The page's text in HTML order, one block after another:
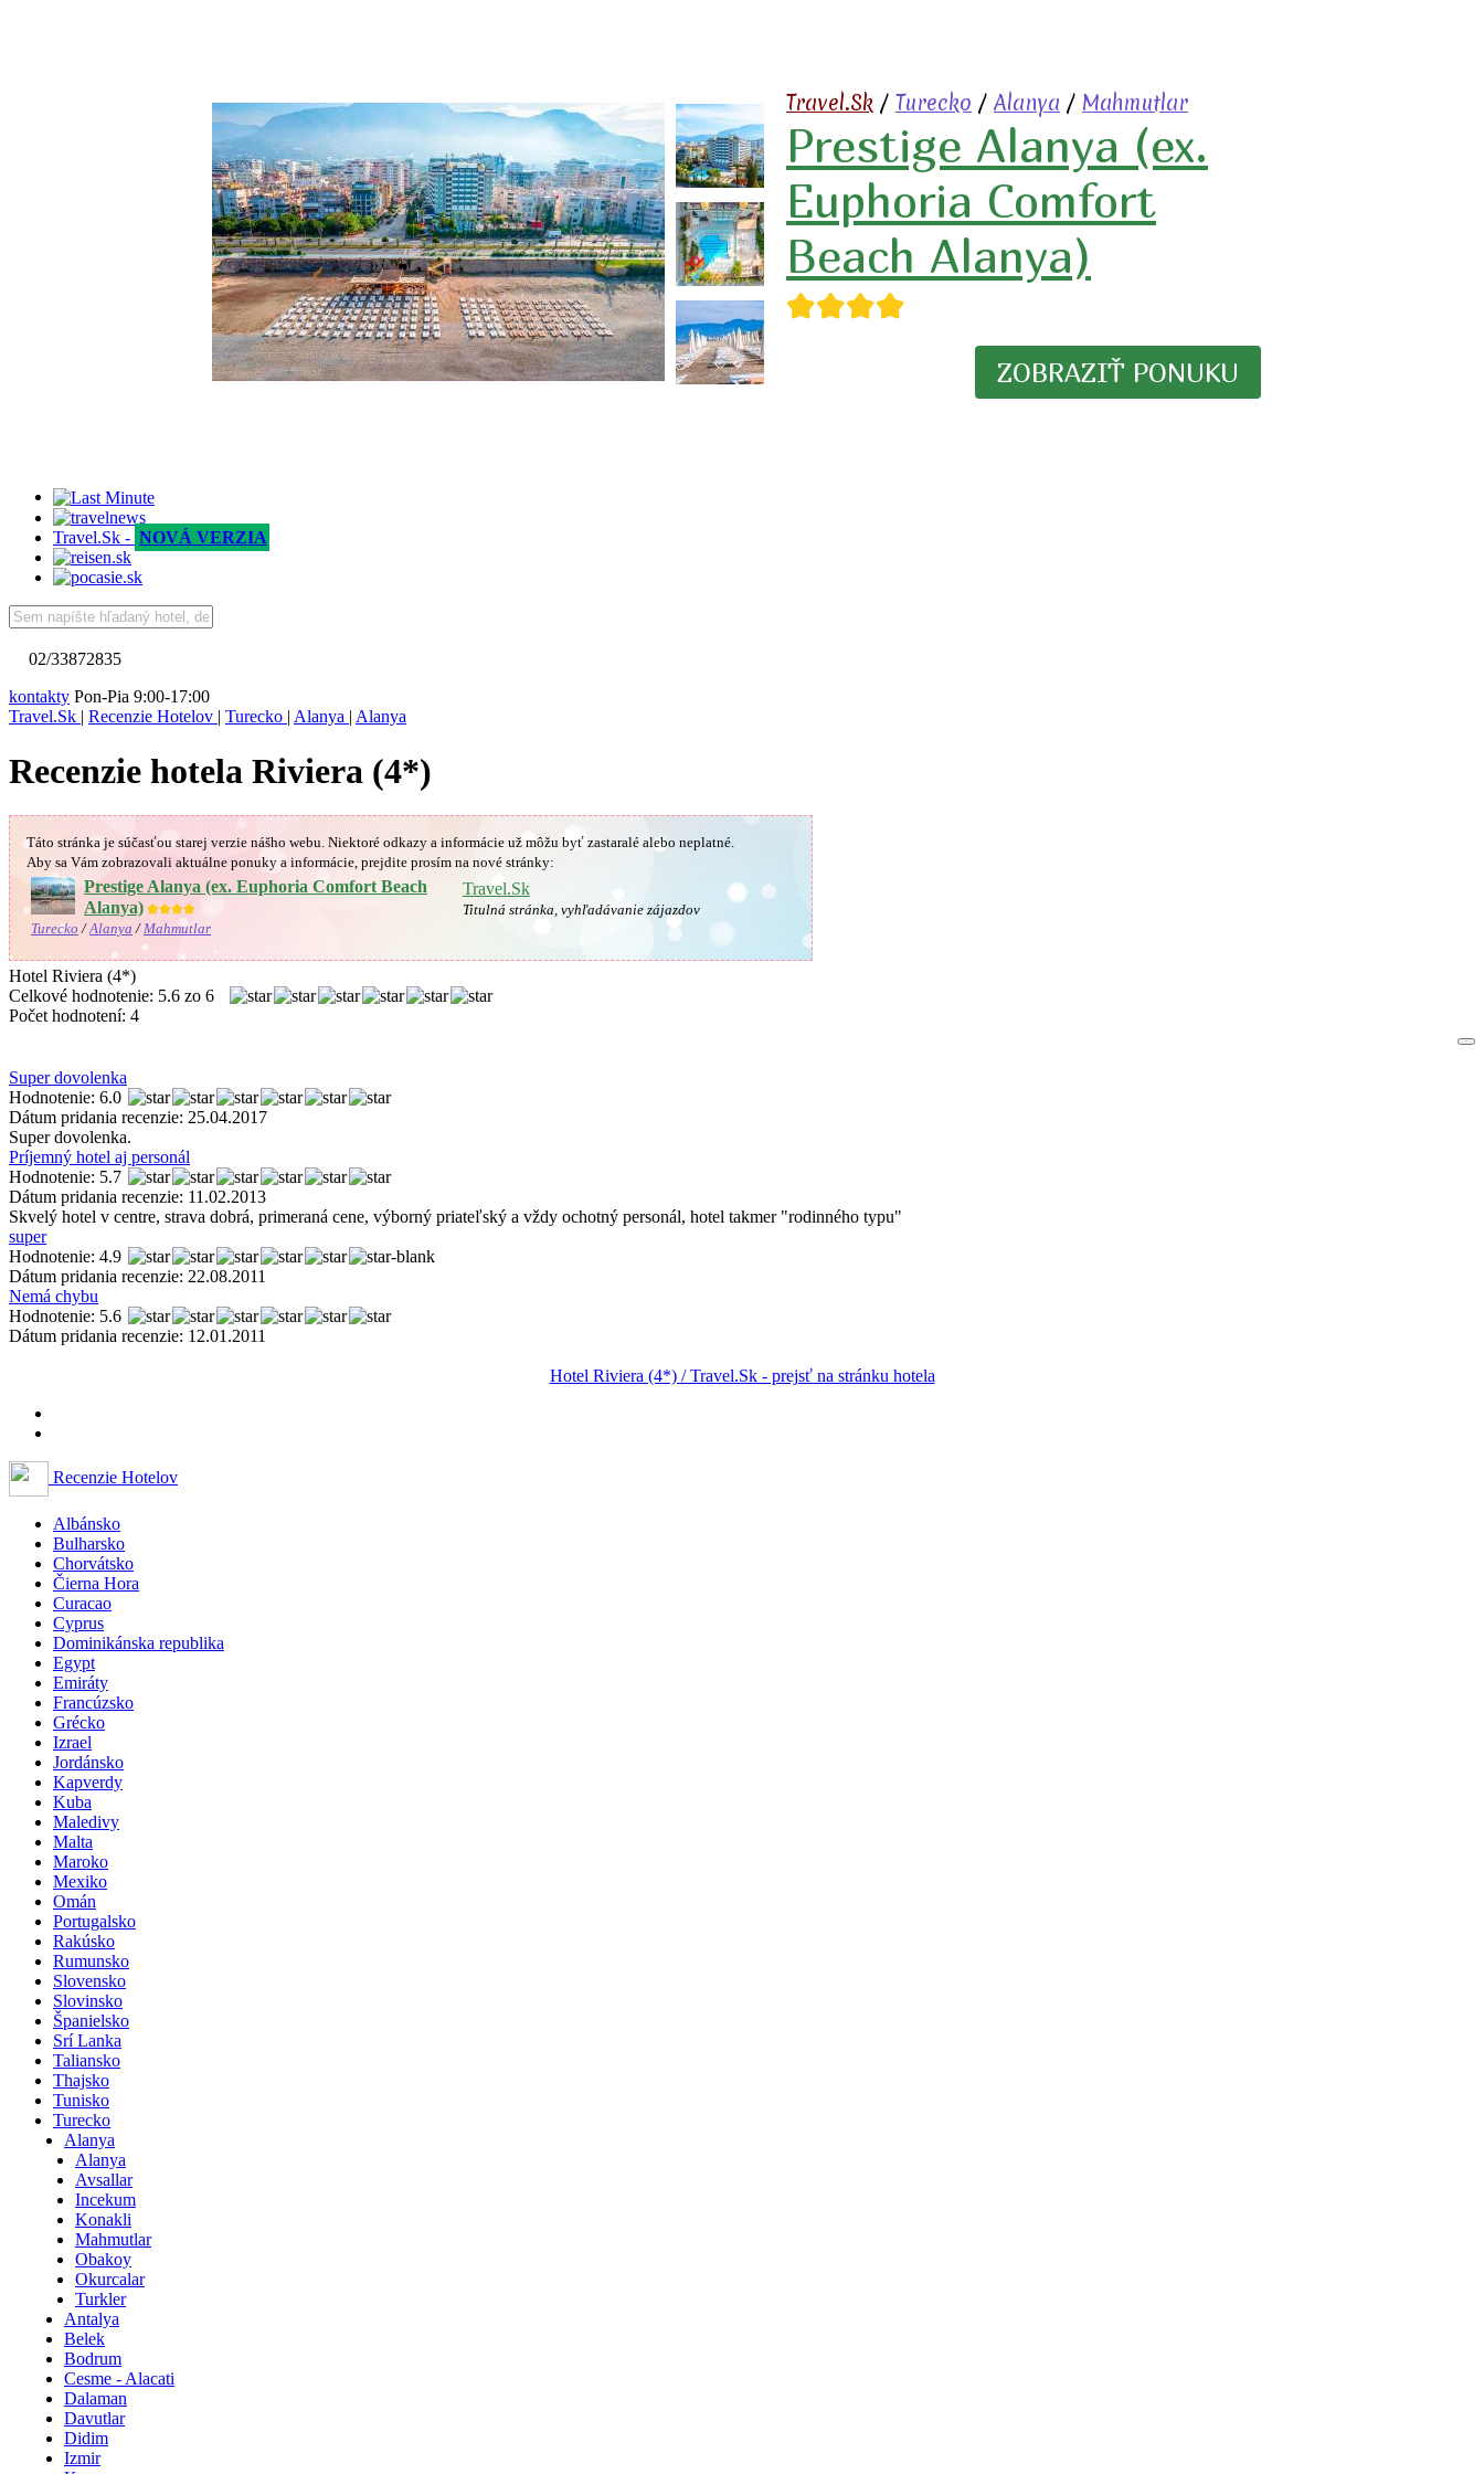
Travel.Sk / Turecko / Alanya / Mahmutlar
Prestige Alanya (ex.
Euphoria Comfort
Beach Alanya)
★★★★
ZOBRAZIŤ PONUKU
Travel.Sk - NOVÁ VERZIA
02/33872835
kontakty Pon-Pia 9:00-17:00
Travel.Sk | Recenzie Hotelov | Turecko | Alanya | Alanya
Recenzie hotela Riviera (4*)
Táto stránka je súčasťou starej verzie nášho webu. Niektoré odkazy a informácie už môžu byť zastaralé alebo neplatné.
Aby sa Vám zobrazovali aktuálne ponuky a informácie, prejdite prosím na nové stránky:
Prestige Alanya (ex. Euphoria Comfort Beach
Alanya)★★★★
Turecko /Alanya /Mahmutlar
Travel.Sk
Titulná stránka, vyhľadávanie zájazdov
Hotel Riviera (4*)
Celkové hodnotenie: 5.6 zo 6
Počet hodnotení: 4
Super dovolenka
Hodnotenie: 6.0
Dátum pridania recenzie: 25.04.2017
Super dovolenka.
Príjemný hotel aj personál
Hodnotenie: 5.7
Dátum pridania recenzie: 11.02.2013
Skvelý hotel v centre, strava dobrá, primeraná cene, výborný priateľský a vždy ochotný personál, hotel takmer "rodinného typu"
super
Hodnotenie: 4.9
Dátum pridania recenzie: 22.08.2011
Nemá chybu
Hodnotenie: 5.6
Dátum pridania recenzie: 12.01.2011
Hotel Riviera (4*) / Travel.Sk - prejsť na stránku hotela
Recenzie Hotelov
Albánsko
Bulharsko
Chorvátsko
Čierna Hora
Curacao
Cyprus
Dominikánska republika
Egypt
Emiráty
Francúzsko
Grécko
Izrael
Jordánsko
Kapverdy
Kuba
Maledivy
Malta
Maroko
Mexiko
Omán
Portugalsko
Rakúsko
Rumunsko
Slovensko
Slovinsko
Španielsko
Srí Lanka
Taliansko
Thajsko
Tunisko
Turecko
Alanya
Alanya
Avsallar
Incekum
Konakli
Mahmutlar
Obakoy
Okurcalar
Turkler
Antalya
Belek
Bodrum
Cesme - Alacati
Dalaman
Davutlar
Didim
Izmir